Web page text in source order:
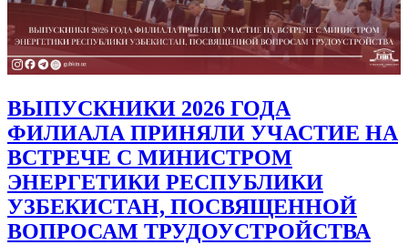
ВЫПУСКНИКИ 2026 ГОДА
ФИЛИАЛА ПРИНЯЛИ УЧАСТИЕ НА
ВСТРЕЧЕ С МИНИСТРОМ
ЭНЕРГЕТИКИ РЕСПУБЛИКИ
УЗБЕКИСТАН, ПОСВЯЩЕННОЙ
ВОПРОСАМ ТРУДОУСТРОЙСТВА